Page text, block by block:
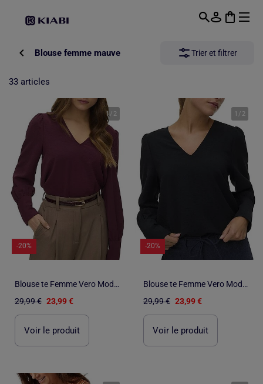
Blouse femme mauve Trier et filtrer
33 articles
1 / 2
-20%
Blouse te Femme Vero Moda Mesme
29,99 € 23,99 €
Voir le produit
1 / 2
-20%
Blouse te Femme Vero Moda Mesme
29,99 € 23,99 €
Voir le produit